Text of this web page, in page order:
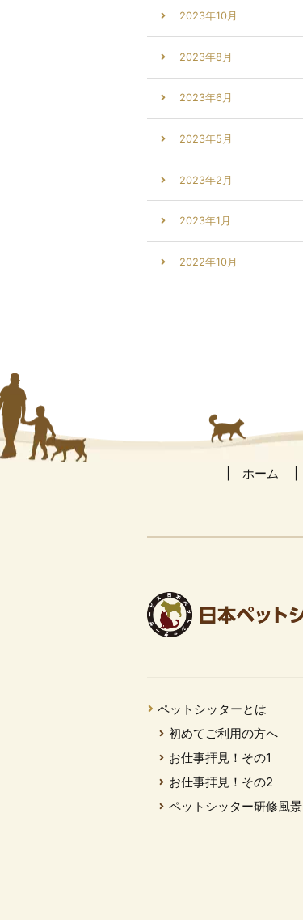
2023年10月
2023年8月
2023年6月
2023年5月
2023年2月
2023年1月
2022年10月
ホーム
ペットシッターとは
初めてご利用の方へ
お仕事拝見！その1
お仕事拝見！その2
ペットシッター研修風景